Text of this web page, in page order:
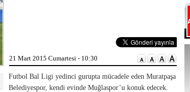
21 Mart 2015 Cumartesi - 10:30
Futbol Bal Ligi yedinci gurupta mücadele eden Muratpaşa
Belediyespor, kendi evinde Muğlaspor’u konuk edecek.